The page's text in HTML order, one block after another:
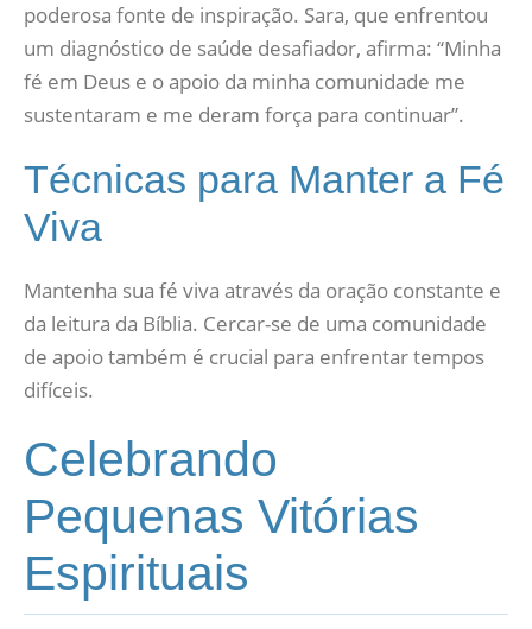
poderosa fonte de inspiração. Sara, que enfrentou
um diagnóstico de saúde desafiador, afirma: “Minha
fé em Deus e o apoio da minha comunidade me
sustentaram e me deram força para continuar”.
Técnicas para Manter a Fé
Viva
Mantenha sua fé viva através da oração constante e
da leitura da Bíblia. Cercar-se de uma comunidade
de apoio também é crucial para enfrentar tempos
difíceis.
Celebrando
Pequenas Vitórias
Espirituais